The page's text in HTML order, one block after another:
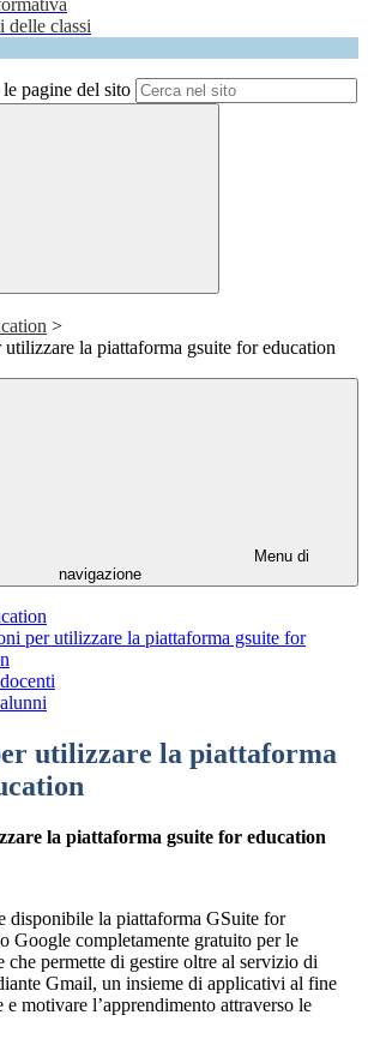
delle classi
pagine del sito
>
la piattaforma gsuite for education
Menu di
navigazione
per utilizzare la piattaforma gsuite for
utilizzare la piattaforma
la piattaforma gsuite for education
disponibile la piattaforma GSuite for
Google completamente gratuito per le
che permette di gestire oltre al servizio di
Gmail, un insieme di applicativi al fine
e motivare l’apprendimento attraverso le